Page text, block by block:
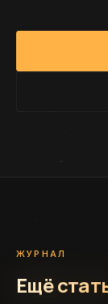
ЖУРНАЛ
Ещё